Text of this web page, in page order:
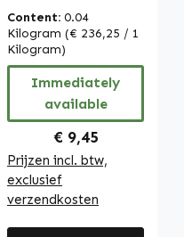
Gemakkelijk te
slikken - voor het
gezichtsvermoge
n,
celspecialisatie
en meer - Vegan |
Warnke
Vitalstoffe
Content: 0.04
Kilogram (€ 236,25 / 1
Kilogram)
Immediately
available
Regular price:
€ 9,45
Prijzen incl. btw,
exclusief
verzendkosten